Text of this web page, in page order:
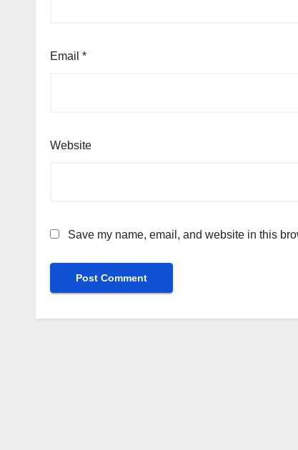
Email *
Website
Save my name, email, and website in this